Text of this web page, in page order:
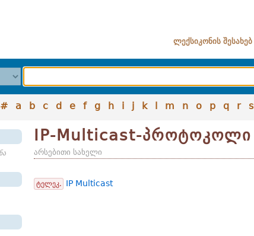
ლექსიკონის შესახებ
# a b c d e f g h i j k l m n o p q r s
IP-Multicast-პროტოკოლი
არსებითი სახელი
ტელეკ. IP Multicast